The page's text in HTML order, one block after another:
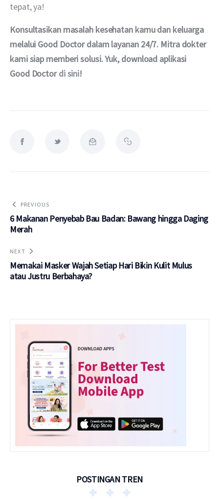
tepat, ya!
Konsultasikan masalah kesehatan kamu dan keluarga
melalui Good Doctor dalam layanan 24/7. Mitra dokter
kami siap memberi solusi. Yuk, download aplikasi
Good Doctor di sini!
PREVIOUS
6 Makanan Penyebab Bau Badan: Bawang hingga Daging
Merah
NEXT
Memakai Masker Wajah Setiap Hari Bikin Kulit Mulus
atau Justru Berbahaya?
POSTINGAN TREN